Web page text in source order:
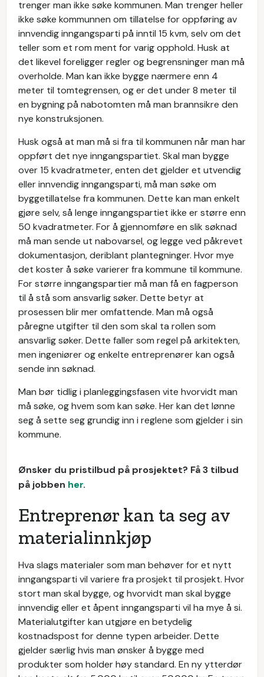
trenger man ikke søke kommunen. Man trenger heller
ikke søke kommunnen om tillatelse for oppføring av
innvendig inngangsparti på inntil 15 kvm, selv om det
teller som et rom ment for varig opphold. Husk at
det likevel foreligger regler og begrensninger man må
overholde. Man kan ikke bygge nærmere enn 4
meter til tomtegrensen, og er det under 8 meter til
en bygning på nabotomten må man brannsikre den
nye konstruksjonen.
Husk også at man må si fra til kommunen når man har
oppført det nye inngangspartiet. Skal man bygge
over 15 kvadratmeter, enten det gjelder et utvendig
eller innvendig inngangsparti, må man søke om
byggetillatelse fra kommunen. Dette kan man enkelt
gjøre selv, så lenge inngangspartiet ikke er større enn
50 kvadratmeter. For å gjennomføre en slik søknad
må man sende ut nabovarsel, og legge ved påkrevet
dokumentasjon, deriblant plantegninger. Hvor mye
det koster å søke varierer fra kommune til kommune.
For større inngangspartier må man få en fagperson
til å stå som ansvarlig søker. Dette betyr at
prosessen blir mer omfattende. Man må også
påregne utgifter til den som skal ta rollen som
ansvarlig søker. Dette faller som regel på arkitekten,
men ingeniører og enkelte entreprenører kan også
sende inn søknad.
Man bør tidlig i planleggingsfasen vite hvorvidt man
må søke, og hvem som kan søke. Her kan det lønne
seg å sette seg grundig inn i reglene som gjelder i sin
kommune.
Ønsker du pristilbud på prosjektet? Få 3 tilbud
på jobben her.
Entreprenør kan ta seg av
materialinnkjøp
Hva slags materialer som man behøver for et nytt
inngangsparti vil variere fra prosjekt til prosjekt. Hvor
stort man skal bygge, og hvorvidt man skal bygge
innvendig eller et åpent inngangsparti vil ha mye å si.
Materialutgifter kan utgjøre en betydelig
kostnadspost for denne typen arbeider. Dette
gjelder særlig hvis man ønsker å bygge med
produkter som holder høy standard. En ny ytterdør